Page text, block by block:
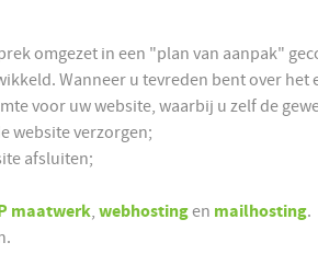
omgezet in een "plan van aanpak"
Wanneer u tevreden bent over
voor uw website, waarbij u zelf de
website verzorgen;
afsluiten;
maatwerk, webhostingen mailhosting.